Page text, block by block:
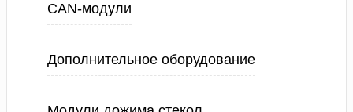
CAN-модули
Дополнительное оборудование